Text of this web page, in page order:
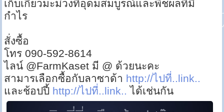
เก็บเกี่ยวมะม่วงที่อุดมสมบูรณ์และพืชผลที่มี
กำไร
สั่งซื้อ
โทร 090-592-8614
ไลน์ @FarmKaset มี @ ด้วยนะคะ
สามารเลือกซื้อกับลาซาด้า http://ไปที่..link..
และช้อปปี้ http://ไปที่..link.. ได้เช่นกัน